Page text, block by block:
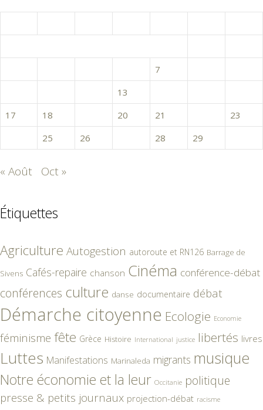
7
13
17
18 20 21
23
25 26 28 29
« Août Oct »
Étiquettes
Agriculture Autogestion autoroute et RN126 Barrage de
Sivens Cafés-repaire chanson Cinéma conférence-débat
conférences culture danse documentaire débat
Démarche citoyenne Ecologie Economie
féminisme fête Grèce Histoire International justice libertés livres
Luttes Manifestations Marinaleda migrants musique
Notre économie et la leur Occitanie politique
presse & petits journaux projection-débat racisme